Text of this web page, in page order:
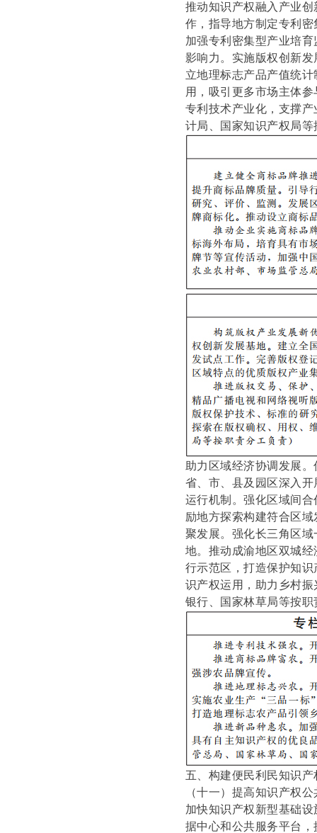
推动知识产权融入产业
作，指导地方制定专利
加强专利密集型产业培
影响力。实施版权创新
立地理标志产品产值统
用，吸引更多市场主体
专利技术产业化，支撑
计局、国家知识产权局
助力区域经济协调发展
省、市、县及园区深入
运行机制。强化区域间
励地方探索构建符合区
聚发展。强化长三角区
地。推动成渝地区双城
行示范区，打造保护知
识产权运用，助力乡村振
银行、国家林草局等按
五、构建便民利民知识
（十一）提高知识产权
加快知识产权新型基础
据中心和公共服务平台